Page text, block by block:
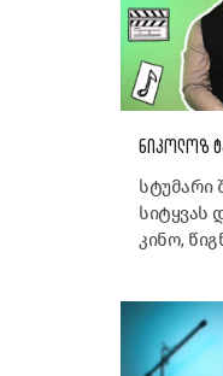
ᲜᲘᲙᲝᲚᲝᲖ
სტუმარი
სიტყვას
კინო,